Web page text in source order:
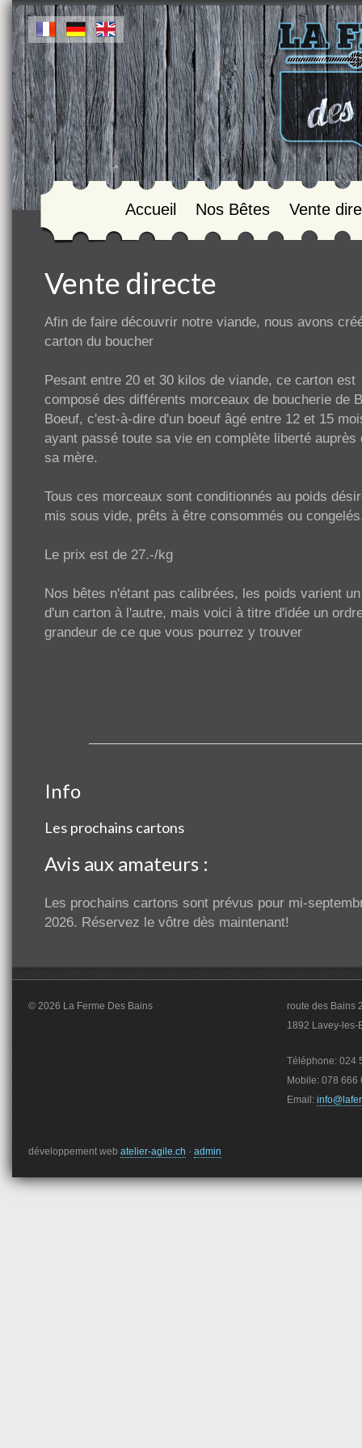
Accueil Nos Bêtes Vente
Vente directe
Afin de faire découvrir notre viande, nous avons
carton du boucher
Pesant entre 20 et 30 kilos de viande, ce carton est
composé des différents morceaux de boucherie de
Boeuf, c'est-à-dire d'un boeuf âgé entre 12 et 15
ayant passé toute sa vie en complète liberté auprès
sa mère.
Tous ces morceaux sont conditionnés au poids
mis sous vide, prêts à être consommés ou
Le prix est de 27.-/kg
Nos bêtes n'étant pas calibrées, les poids varient
d'un carton à l'autre, mais voici à titre d'idée un
grandeur de ce que vous pourrez y trouver
Info
Les prochains cartons
Avis aux amateurs :
Les prochains cartons sont prévus pour mi-
2026. Réservez le vôtre dès maintenant!
© 2026 La Ferme Des Bains
route des Bains
1892 Lavey-les-
Téléphone: 024
Mobile: 078 666
Email:
développement web atelier-agile.ch · admin